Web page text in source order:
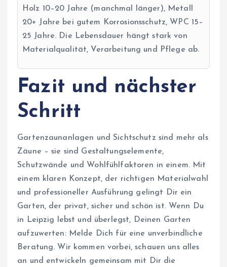
Holz 10–20 Jahre (manchmal länger), Metall
20+ Jahre bei gutem Korrosionsschutz, WPC 15–
25 Jahre. Die Lebensdauer hängt stark von
Materialqualität, Verarbeitung und Pflege ab.
Fazit und nächster
Schritt
Gartenzaunanlagen und Sichtschutz sind mehr als
Zäune – sie sind Gestaltungselemente,
Schutzwände und Wohlfühlfaktoren in einem. Mit
einem klaren Konzept, der richtigen Materialwahl
und professioneller Ausführung gelingt Dir ein
Garten, der privat, sicher und schön ist. Wenn Du
in Leipzig lebst und überlegst, Deinen Garten
aufzuwerten: Melde Dich für eine unverbindliche
Beratung. Wir kommen vorbei, schauen uns alles
an und entwickeln gemeinsam mit Dir die